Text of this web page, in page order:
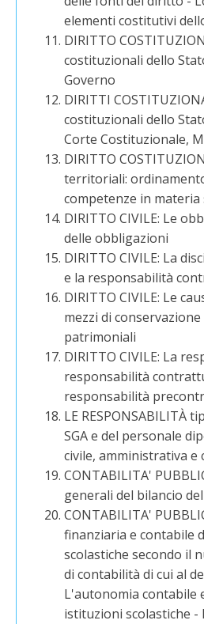
elementi costitutivi
DIRITTO
costituzionali dello
Governo
DIRITTI
costituzionali dello
Corte Costituzionale,
DIRITTO
territoriali:
competenze in materia
DIRITTO CIVILE: Le
delle obbligazioni
DIRITTO CIVILE: La
e la responsabilità
DIRITTO CIVILE: Le
mezzi di
patrimoniali
DIRITTO CIVILE: La
responsabilità
responsabilità
LE RESPONSABILITÀ
SGA e del personale
civile, amministrativa e
CONTABILITA'
generali del bilancio
CONTABILITA'
finanziaria e contabile
scolastiche secondo il
di contabilità di cui al
L'autonomia contabile
istituzioni scolastiche -